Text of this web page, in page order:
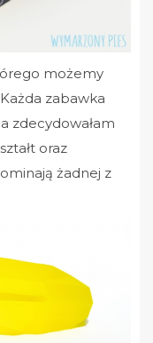
możemy
zabawka
zdecydowałam
oraz
żadnej z